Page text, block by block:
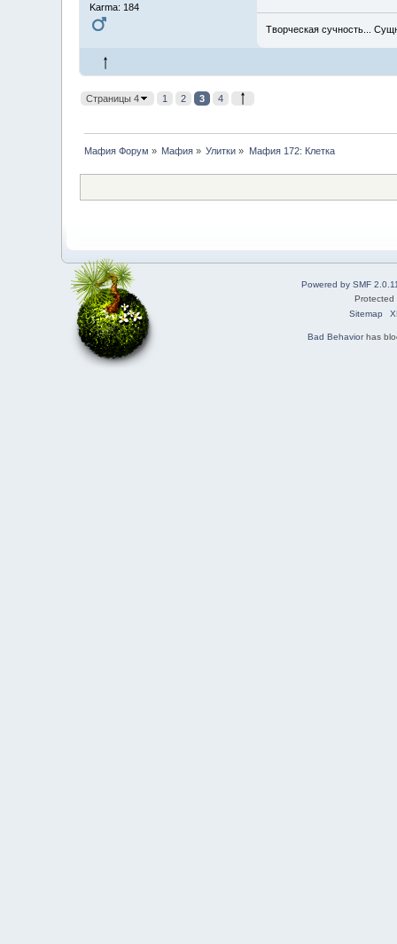
Karma: 184
Творческая сучность...
Страницы 4 1 2 3 4
Мафия Форум » Мафия » Улитки » Мафия 172: Клетка
Powered by SMF
Sitemap
Bad Behaviorhas